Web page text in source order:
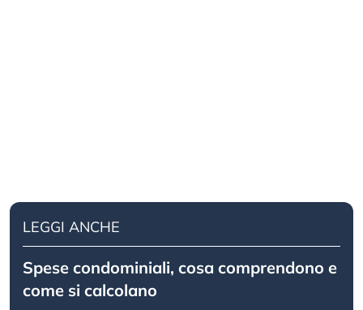
LEGGI ANCHE
Spese condominiali, cosa comprendono e
come si calcolano